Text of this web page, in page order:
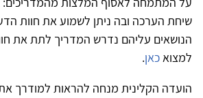
שיחת הערכה ובה ניתן לשמוע את חוות
הנושאים עליהם נדרש המדריך לתת את
למצואכאן.
הועדה הקלינית מנחה להראות למודרך